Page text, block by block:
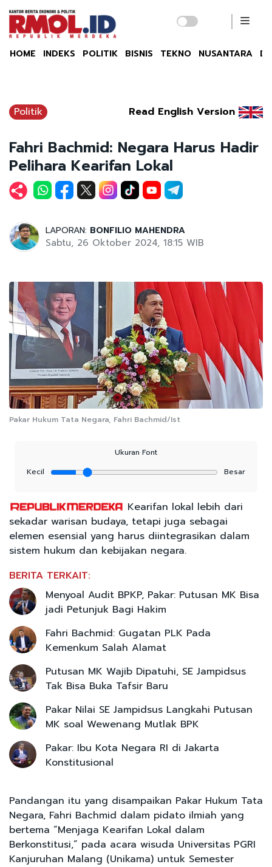
HOME INDEKS POLITIK BISNIS TEKNO NUSANTARA
Politik Read English Version
Fahri Bachmid: Negara Harus Hadir
Pelihara Kearifan Lokal
LAPORAN: BONFILIO MAHENDRA
Sabtu, 26 Oktober 2024, 18:15 WIB
Pakar Hukum Tata Negara, Fahri Bachmid/Ist
Ukuran Font
Kecil
Besar
Kearifan lokal lebih dari
sekadar warisan budaya, tetapi juga sebagai
elemen esensial yang harus diintegrasikan dalam
sistem hukum dan kebijakan negara.
BERITA TERKAIT:
Menyoal Audit BPKP, Pakar: Putusan MK Bisa
jadi Petunjuk Bagi Hakim
Fahri Bachmid: Gugatan PLK Pada
Kemenkum Salah Alamat
Putusan MK Wajib Dipatuhi, SE Jampidsus
Tak Bisa Buka Tafsir Baru
Pakar Nilai SE Jampidsus Langkahi Putusan
MK soal Wewenang Mutlak BPK
Pakar: Ibu Kota Negara RI di Jakarta
Konstitusional
Pandangan itu yang disampaikan Pakar Hukum Tata
Negara, Fahri Bachmid dalam pidato ilmiah yang
bertema “Menjaga Kearifan Lokal dalam
Berkonstitusi,” pada acara wisuda Universitas PGRI
Kanjuruhan Malang (Unikama) untuk Semester